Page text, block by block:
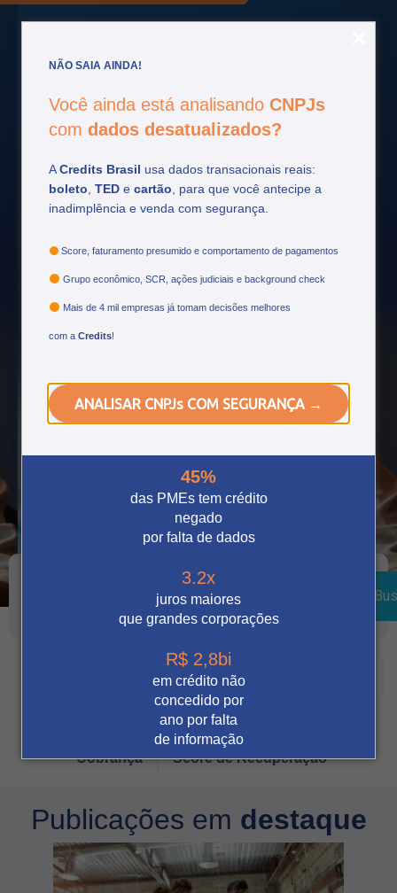
NÃO SAIA AINDA!
Você ainda está analisando CNPJs
com dados desatualizados?
ACredits Brasil usa dados transacionais reais:
boleto TED e cartão , para que você antecipe a
inadimplência e venda com segurança.
Score, faturamento presumido e comportamento de pagamentos
Grupo econômico, SCR, ações judiciais e background check
Mais de 4 mil empresas já tomam decisões melhores
com a Credits!
ANALISAR CNPJs COM SEGURANÇA →
45%
das PMEs tem crédito
negado
por falta de dados
3.2x
juros maiores
que grandes corporações
R$ 2,8bi
em crédito não
concedido por
ano por falta
de informação
Fique pordentro
Acompanhe as principais atualizações do setor
financeiro e tome decisões mais estratégicas.
Vendas Digitais Prevenção à fraude
Automação
Cobrança Score de Recuperação
Publicações em destaque